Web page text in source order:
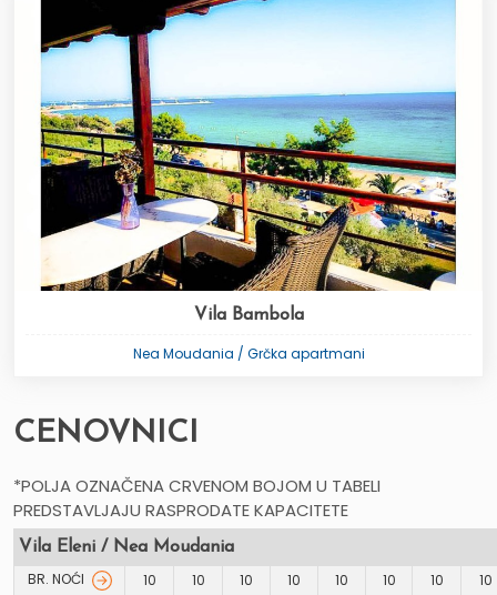
Vila Bambola
Nea Moudania / Grčka apartmani
CENOVNICI
*POLJA OZNAČENA CRVENOM BOJOM U TABELI
PREDSTAVLJAJU RASPRODATE KAPACITETE
Vila Eleni / Nea Moudania
BR. NOĆI 10 10 10 10 10 10 10
10